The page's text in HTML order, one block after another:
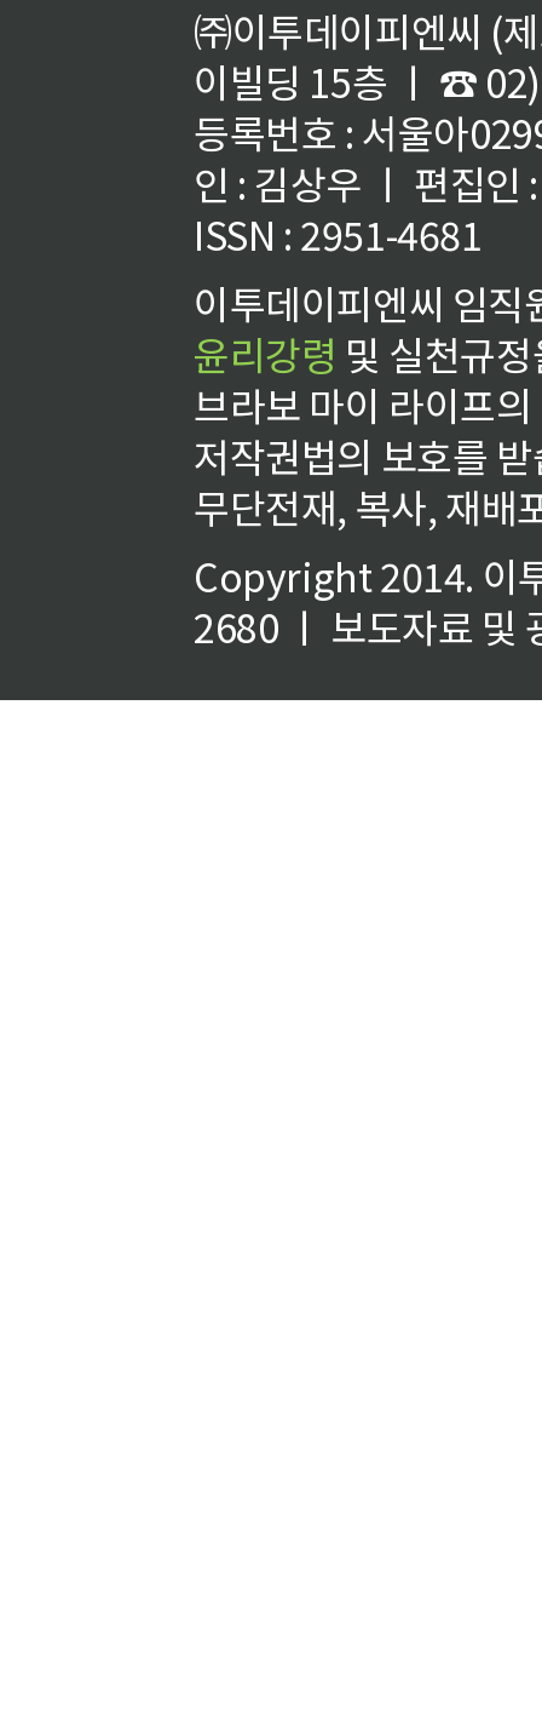
㈜이투데이피엔씨 (
이빌딩 15층 ㅣ ☎
등록번호 : 서울아
인 : 김상우 ㅣ 편집인
ISSN : 2951-4681
이투데이피엔씨 임
윤리강령 및 실천규
브라보 마이 라이프
저작권법의 보호를
무단전재, 복사, 재배
Copyright 2014. 이
2680 ㅣ 보도자료